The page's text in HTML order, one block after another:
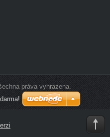
práva vyhrazena.